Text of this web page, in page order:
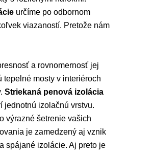
určíme po odbornom
viazaností. Pretože nám
a rovnomernosť jej
mosty v interiéroch
Striekaná penová izolácia
jednotnú izolačnú vrstvu.
výrazné šetrenie vašich
je zamedzený aj vznik
spájané izolácie. Aj preto je